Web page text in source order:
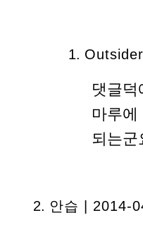
댓글덕
마루에
되는군
안습 | 2014-